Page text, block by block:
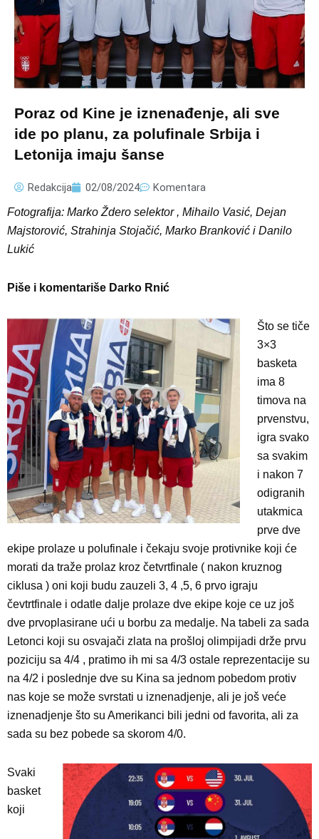
Poraz od Kine je iznenađenje, ali sve
ide po planu, za polufinale Srbija i
Letonija imaju šanse
Redakcija 02/08/2024 Komentara
Fotografija: Marko Ždero selektor , Mihailo Vasić, Dejan
Majstorović, Strahinja Stojačić, Marko Branković i Danilo
Lukić
Piše i komentariše Darko Rnić
Što se tiče
3×3
basketa
ima 8
timova na
prvenstvu,
igra svako
sa svakim
i nakon 7
odigranih
utakmica
prve dve
ekipe prolaze u polufinale i čekaju svoje protivnike koji će
morati da traže prolaz kroz četvrtfinale ( nakon kruznog
ciklusa ) oni koji budu zauzeli 3, 4 ,5, 6 prvo igraju
čevtrtfinale i odatle dalje prolaze dve ekipe koje ce uz još
dve prvoplasirane ući u borbu za medalje. Na tabeli za sada
Letonci koji su osvajači zlata na prošloj olimpijadi drže prvu
poziciju sa 4/4 , pratimo ih mi sa 4/3 ostale reprezentacije su
na 4/2 i poslednje dve su Kina sa jednom pobedom protiv
nas koje se može svrstati u iznenadjenje, ali je još veće
iznenadjenje što su Amerikanci bili jedni od favorita, ali za
sada su bez pobede sa skorom 4/0.
Svaki
basket
koji